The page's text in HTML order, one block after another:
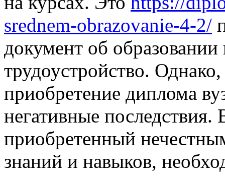
srednem-obrazovanie-4-2/
документ об
трудоустройство.
приобретение диплома
негативные
приобретенный
знаний и навыков,